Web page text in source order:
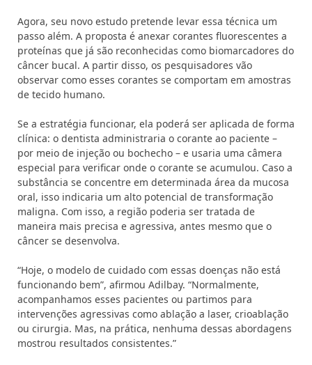
Agora, seu novo estudo pretende levar essa técnica um
passo além. A proposta é anexar corantes fluorescentes a
proteínas que já são reconhecidas como biomarcadores do
câncer bucal. A partir disso, os pesquisadores vão
observar como esses corantes se comportam em amostras
de tecido humano.
Se a estratégia funcionar, ela poderá ser aplicada de forma
clínica: o dentista administraria o corante ao paciente –
por meio de injeção ou bochecho – e usaria uma câmera
especial para verificar onde o corante se acumulou. Caso a
substância se concentre em determinada área da mucosa
oral, isso indicaria um alto potencial de transformação
maligna. Com isso, a região poderia ser tratada de
maneira mais precisa e agressiva, antes mesmo que o
câncer se desenvolva.
“Hoje, o modelo de cuidado com essas doenças não está
funcionando bem”, afirmou Adilbay. “Normalmente,
acompanhamos esses pacientes ou partimos para
intervenções agressivas como ablação a laser, crioablação
ou cirurgia. Mas, na prática, nenhuma dessas abordagens
mostrou resultados consistentes.”